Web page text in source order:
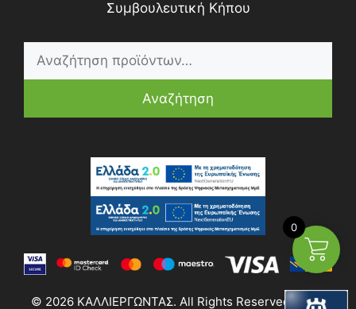
Συμβουλευτική Κήπου
Αναζήτηση
© 2026 ΚΑΛΛΙΕΡΓΩΝΤΑΣ. All Rights Reserved | Web
0